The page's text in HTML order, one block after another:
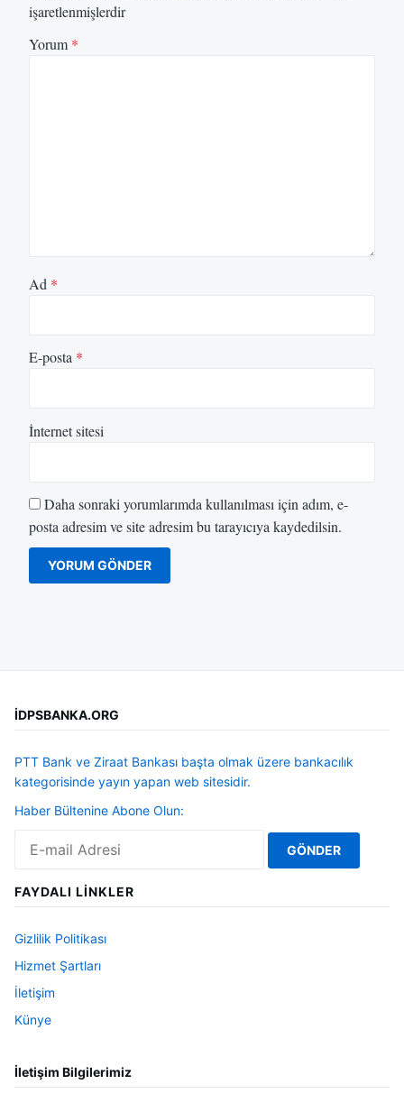
işaretlenmişlerdir
Yorum *
Ad *
E-posta *
İnternet sitesi
Daha sonraki yorumlarımda kullanılması için adım, e-
posta adresim ve site adresim bu tarayıcıya kaydedilsin.
İDPSBANKA.ORG
PTT Bank ve Ziraat Bankası başta olmak üzere bankacılık
kategorisinde yayın yapan web sitesidir.
Haber Bültenine Abone Olun:
FAYDALI LINKLER
Gizlilik Politikası
Hizmet Şartları
İletişim
Künye
İletişim Bilgilerimiz